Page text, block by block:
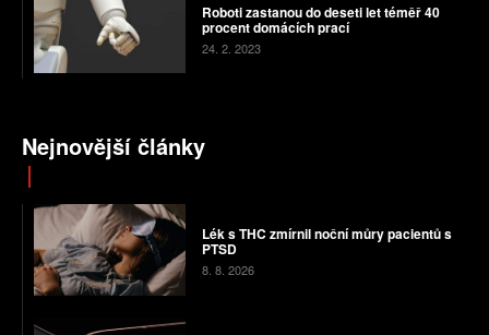
Roboti zastanou do deseti let téměř 40
procent domácích prací
24. 2. 2023
Nejnovější články
Lék s THC zmírnil noční můry pacientů s
PTSD
8. 8. 2026